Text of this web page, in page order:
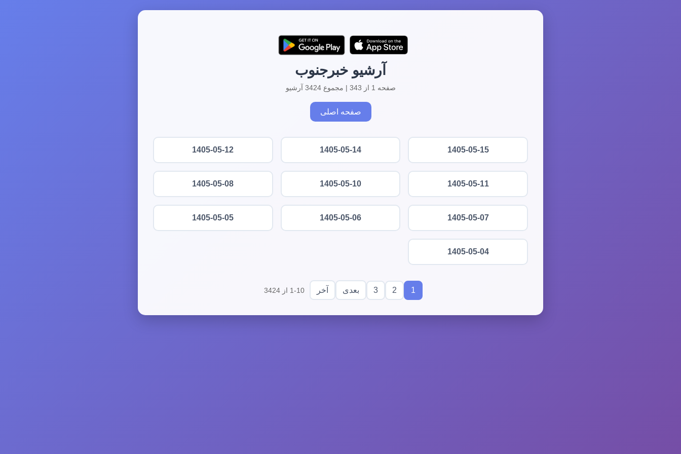
آرشیو خبرجنوب
صفحه 1 از 343 | مجموع 3424 آرشیو
صفحه اصلی
1405-05-15
1405-05-14
1405-05-12
1405-05-11
1405-05-10
1405-05-08
1405-05-07
1405-05-06
1405-05-05
1405-05-04
1
2
3 بعدی آخر 1-10 از 3424